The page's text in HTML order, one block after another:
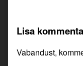
Lisa
Vabandust,